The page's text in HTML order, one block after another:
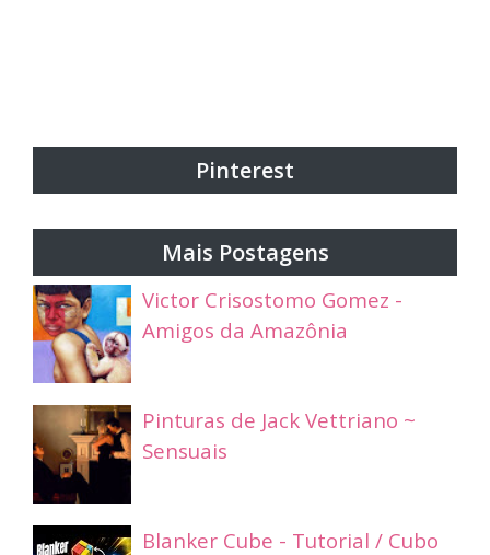
Pinterest
Mais Postagens
Victor Crisostomo Gomez -
Amigos da Amazônia
Pinturas de Jack Vettriano ~
Sensuais
Blanker Cube - Tutorial / Cubo